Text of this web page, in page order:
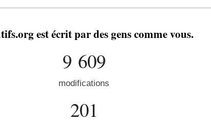
est écrit par des gens comme vous.
9 609
modifications
201